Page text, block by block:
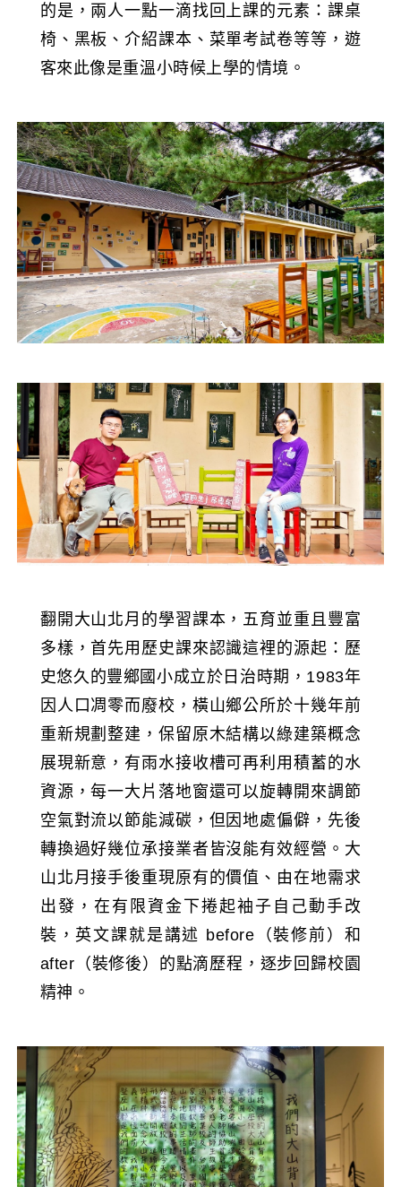
的是，兩人一點一滴找回上課的元素：課桌
椅、黑板、介紹課本、菜單考試卷等等，遊
客來此像是重溫小時候上學的情境。
翻開大山北月的學習課本，五育並重且豐富
多樣，首先用歷史課來認識這裡的源起：歷
史悠久的豐鄉國小成立於日治時期，1983年
因人口凋零而廢校，橫山鄉公所於十幾年前
重新規劃整建，保留原木結構以綠建築概念
展現新意，有雨水接收槽可再利用積蓄的水
資源，每一大片落地窗還可以旋轉開來調節
空氣對流以節能減碳，但因地處偏僻，先後
轉換過好幾位承接業者皆沒能有效經營。大
山北月接手後重現原有的價值、由在地需求
出發，在有限資金下捲起袖子自己動手改
裝，英文課就是講述 before（裝修前）和
after（裝修後）的點滴歷程，逐步回歸校園
精神。